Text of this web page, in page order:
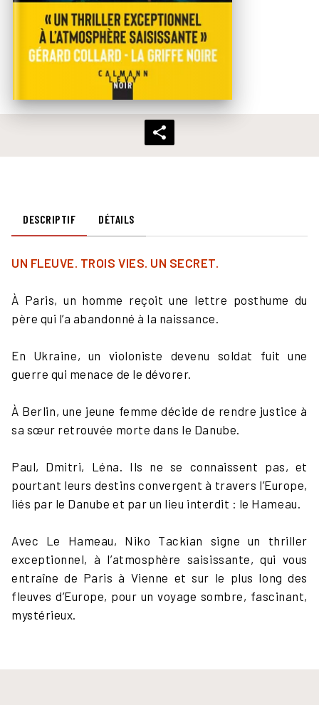
DESCRIPTIF DÉTAILS
UN FLEUVE. TROIS VIES. UN SECRET.
À Paris, un homme reçoit une lettre posthume du
père qui l’a abandonné à la naissance.
En Ukraine, un violoniste devenu soldat fuit une
guerre qui menace de le dévorer.
À Berlin, une jeune femme décide de rendre justice à
sa sœur retrouvée morte dans le Danube.
Paul, Dmitri, Léna. Ils ne se connaissent pas, et
pourtant leurs destins convergent à travers l’Europe,
liés par le Danube et par un lieu interdit : le Hameau.
Avec Le Hameau, Niko Tackian signe un thriller
exceptionnel, à l’atmosphère saisissante, qui vous
entraîne de Paris à Vienne et sur le plus long des
fleuves d’Europe, pour un voyage sombre, fascinant,
mystérieux.